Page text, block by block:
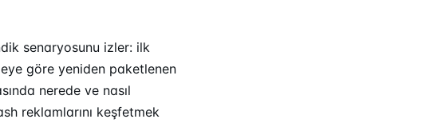
senaryosunu izler: ilk
göre yeniden paketlenen
nerede ve nasıl
reklamlarını keşfetmek